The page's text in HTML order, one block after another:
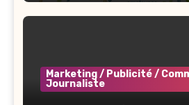
Marketing / Publicité /
Journaliste